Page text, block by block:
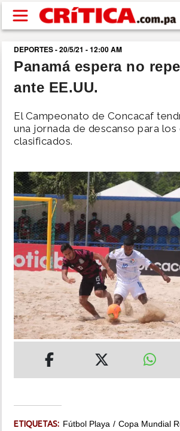
Pasar al contenido principal
buscar
SUCESOS
NACIONAL
SHOW
DEPORTES
MUNDO
INSÓLITAS
MULTIMEDIA
IMPRESO
DEPORTES - 20/5/21 - 12:00 AM
Panamá espera no
ante EE.UU.
El Campeonato de Concacaf
una jornada de descanso para
clasificados.
ETIQUETAS: Fútbol Playa
Copa Mundial